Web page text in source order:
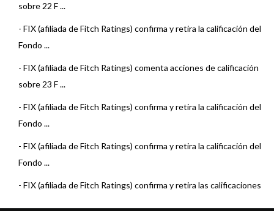
sobre 22 F ...
- FIX (afiliada de Fitch Ratings) confirma y retira la calificación del
Fondo ...
- FIX (afiliada de Fitch Ratings) comenta acciones de calificación
sobre 23 F ...
- FIX (afiliada de Fitch Ratings) confirma y retira la calificación del
Fondo ...
- FIX (afiliada de Fitch Ratings) confirma y retira la calificación del
Fondo ...
- FIX (afiliada de Fitch Ratings) confirma y retira las calificaciones